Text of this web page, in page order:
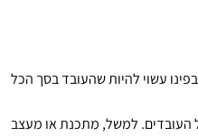
עשוי להיות שהעובד בסך הכל
העובדים. למשל, מתכנת או מעצב